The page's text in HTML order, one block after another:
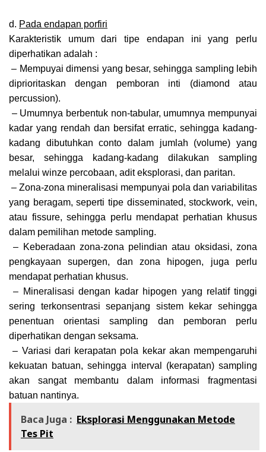
d. Pada endapan porfiri
Karakteristik umum dari tipe endapan ini yang perlu
diperhatikan adalah :
– Mempuyai dimensi yang besar, sehingga sampling lebih
diprioritaskan dengan pemboran inti (diamond atau
percussion).
– Umumnya berbentuk non-tabular, umumnya mempunyai
kadar yang rendah dan bersifat erratic, sehingga kadang-
kadang dibutuhkan conto dalam jumlah (volume) yang
besar, sehingga kadang-kadang dilakukan sampling
melalui winze percobaan, adit eksplorasi, dan paritan.
– Zona-zona mineralisasi mempunyai pola dan variabilitas
yang beragam, seperti tipe disseminated, stockwork, vein,
atau fissure, sehingga perlu mendapat perhatian khusus
dalam pemilihan metode sampling.
– Keberadaan zona-zona pelindian atau oksidasi, zona
pengkayaan supergen, dan zona hipogen, juga perlu
mendapat perhatian khusus.
– Mineralisasi dengan kadar hipogen yang relatif tinggi
sering terkonsentrasi sepanjang sistem kekar sehingga
penentuan orientasi sampling dan pemboran perlu
diperhatikan dengan seksama.
– Variasi dari kerapatan pola kekar akan mempengaruhi
kekuatan batuan, sehingga interval (kerapatan) sampling
akan sangat membantu dalam informasi fragmentasi
batuan nantinya.
Baca Juga : Eksplorasi Menggunakan Metode
Tes Pit